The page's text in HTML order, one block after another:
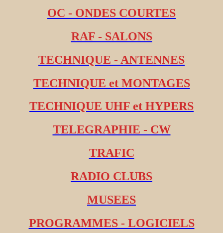
OC - ONDES COURTES
RAF - SALONS
TECHNIQUE - ANTENNES
TECHNIQUE et MONTAGES
TECHNIQUE UHF et HYPERS
TELEGRAPHIE - CW
TRAFIC
RADIO CLUBS
MUSEES
PROGRAMMES - LOGICIELS